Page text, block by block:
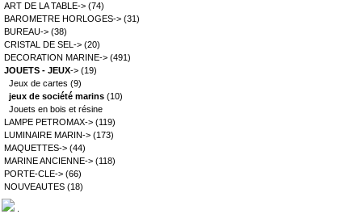
ART DE LA TABLE-> (74)
BAROMETRE HORLOGES-> (31)
BUREAU-> (38)
CRISTAL DE SEL-> (20)
DECORATION MARINE-> (491)
JOUETS - JEUX-> (19)
Jeux de cartes (9)
jeux de société marins (10)
Jouets en bois et résine
LAMPE PETROMAX-> (119)
LUMINAIRE MARIN-> (173)
MAQUETTES-> (44)
MARINE ANCIENNE-> (118)
PORTE-CLE-> (66)
NOUVEAUTES (18)